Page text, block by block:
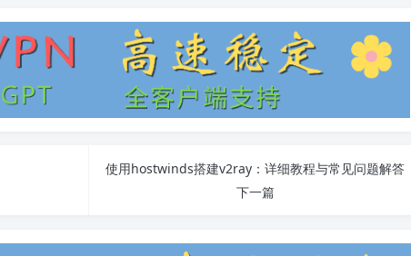
使用hostwinds搭建v2ray：详细教程与常见问题解答
下一篇